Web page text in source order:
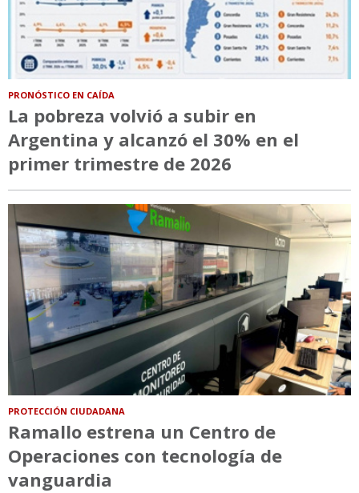
PRONÓSTICO EN CAÍDA
La pobreza volvió a subir en
Argentina y alcanzó el 30% en el
primer trimestre de 2026
PROTECCIÓN CIUDADANA
Ramallo estrena un Centro de
Operaciones con tecnología de
vanguardia